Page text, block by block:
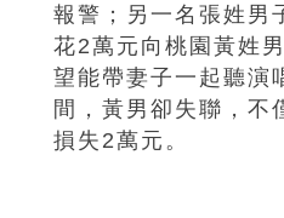
報警；另一名張姓男
花2萬元向桃園黃姓
望能帶妻子一起聽演
間，黃男卻失聯，不
損失2萬元。